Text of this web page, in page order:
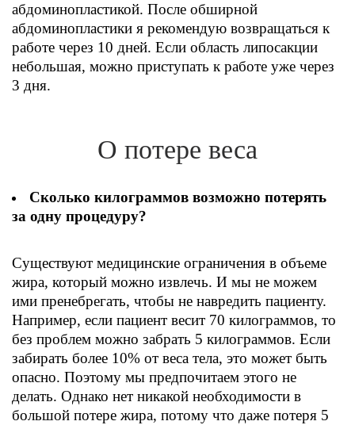
абдоминопластикой. После обширной
абдоминопластики я рекомендую возвращаться к
работе через 10 дней. Если область липосакции
небольшая, можно приступать к работе уже через
3 дня.
О потере веса
Сколько килограммов возможно потерять
за одну процедуру?
Существуют медицинские ограничения в объеме
жира, который можно извлечь. И мы не можем
ими пренебрегать, чтобы не навредить пациенту.
Например, если пациент весит 70 килограммов, то
без проблем можно забрать 5 килограммов. Если
забирать более 10% от веса тела, это может быть
опасно. Поэтому мы предпочитаем этого не
делать. Однако нет никакой необходимости в
большой потере жира, потому что даже потеря 5